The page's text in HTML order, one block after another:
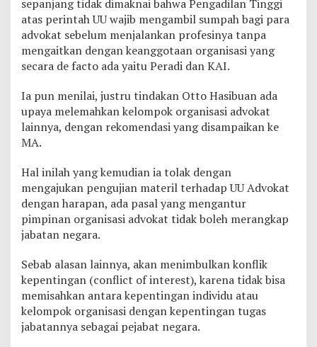
sepanjang tidak dimaknai bahwa Pengadilan Tinggi
atas perintah UU wajib mengambil sumpah bagi para
advokat sebelum menjalankan profesinya tanpa
mengaitkan dengan keanggotaan organisasi yang
secara de facto ada yaitu Peradi dan KAI.
Ia pun menilai, justru tindakan Otto Hasibuan ada
upaya melemahkan kelompok organisasi advokat
lainnya, dengan rekomendasi yang disampaikan ke
MA.
Hal inilah yang kemudian ia tolak dengan
mengajukan pengujian materil terhadap UU Advokat
dengan harapan, ada pasal yang mengantur
pimpinan organisasi advokat tidak boleh merangkap
jabatan negara.
Sebab alasan lainnya, akan menimbulkan konflik
kepentingan (conflict of interest), karena tidak bisa
memisahkan antara kepentingan individu atau
kelompok organisasi dengan kepentingan tugas
jabatannya sebagai pejabat negara.